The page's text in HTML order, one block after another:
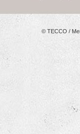
© TECCO /